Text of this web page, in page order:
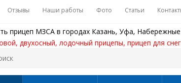
Отзывы Наши работы Фото Статьи
прицеп МЗСА в городах Казань, Уфа,
двухосный, лодочный прицепы, прицеп для